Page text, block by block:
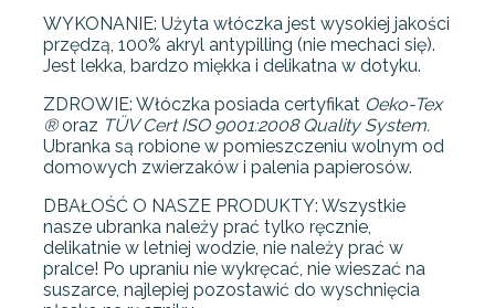
WYKONANIE: Użyta włóczka jest wysokiej jakości
przędzą, 100% akryl antypilling (nie mechaci się).
Jest lekka, bardzo miękka i delikatna w dotyku.
ZDROWIE: Włóczka posiada certyfikat Oeko-Tex
®oraz TÜV Cert ISO 9001:2008 Quality System.
Ubranka są robione w pomieszczeniu wolnym od
domowych zwierzaków i palenia papierosów.
DBAŁOŚĆ O NASZE PRODUKTY: Wszystkie
nasze ubranka należy prać tylko ręcznie,
delikatnie w letniej wodzie, nie należy prać w
pralce! Po upraniu nie wykręcać, nie wieszać na
suszarce, najlepiej pozostawić do wyschnięcia